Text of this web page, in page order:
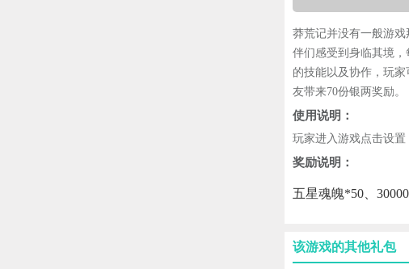
莽荒记并没有一般游
伴们感受到身临其境
的技能以及协作，玩
友带来70份银两奖励。
使用说明：
玩家进入游戏点击设置
奖励说明：
五星魂魄*50、
该游戏的其他礼包